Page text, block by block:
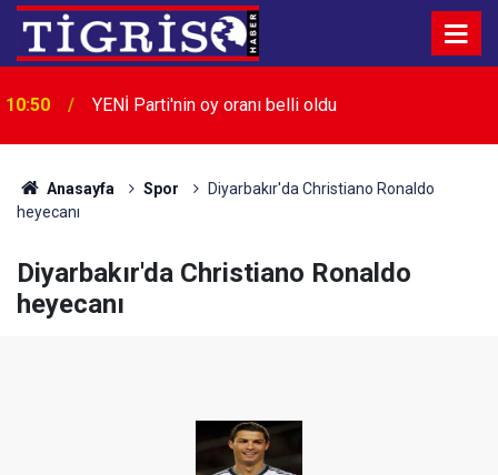
10:50 YENİ Parti'nin oy oranı belli oldu
Anasayfa Spor
Diyarbakır'da Christiano Ronaldo
heyecanı
Diyarbakır'da Christiano Ronaldo
heyecanı